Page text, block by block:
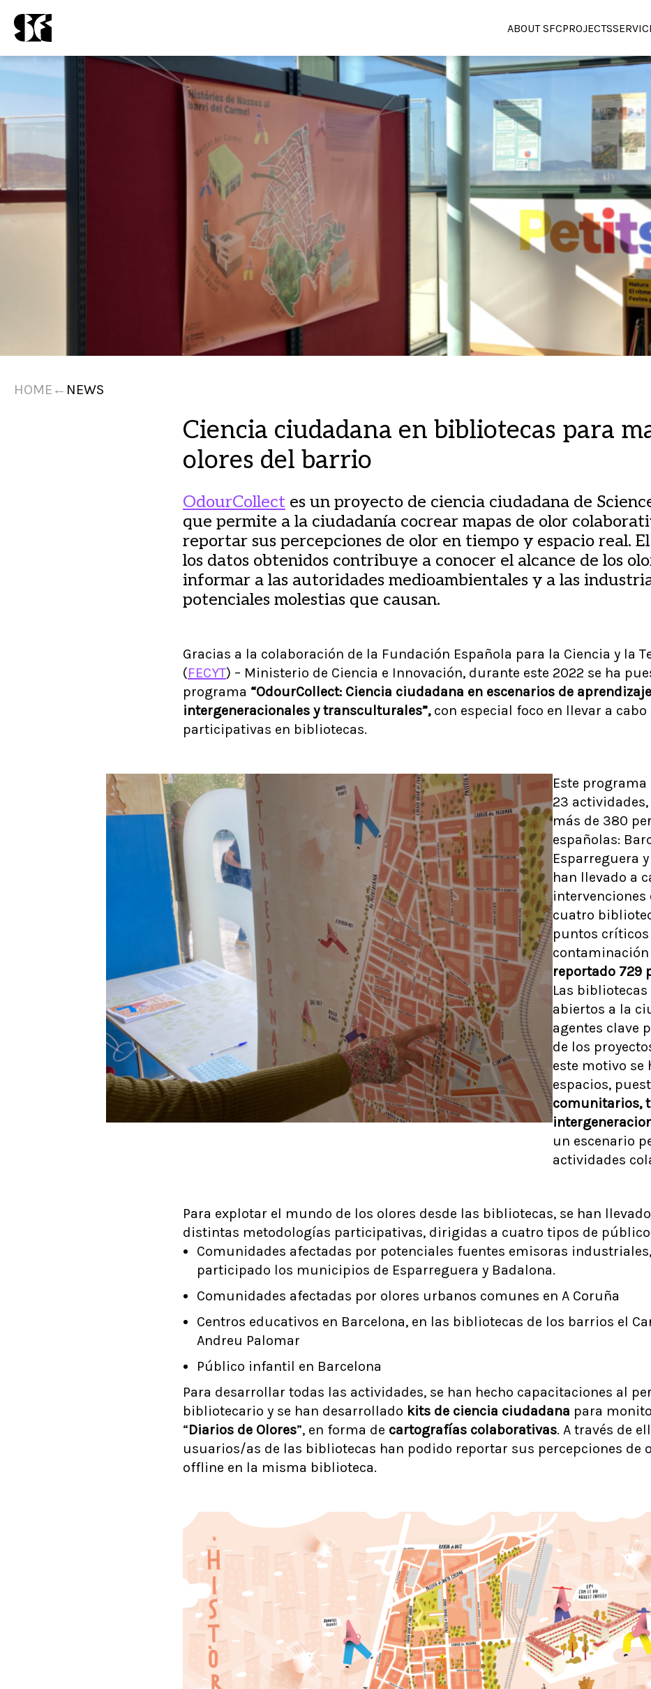
ABOUT SFCPROJECTS
HOME ← NEWS
Ciencia ciudadana en bibliotecas para
olores del barrio
OdourCollect es un proyecto de ciencia ciudadana de
que permite a la ciudadanía cocrear mapas de olor
reportar sus percepciones de olor en tiempo y espacio real.
los datos obtenidos contribuye a conocer el alcance de los
informar a las autoridades medioambientales y a las
potenciales molestias que causan.
Gracias a la colaboración de la Fundación Española para la Ciencia y la
(FECYT) – Ministerio de Ciencia e Innovación, durante este 2022 se ha
programa “OdourCollect: Ciencia ciudadana en escenarios de aprendizaje
intergeneracionales y transculturales”, con especial foco en llevar a
participativas en bibliotecas.
Este
23
más de 380
españolas:
Esparreguera
han llevado a
intervenciones
cuatro
puntos
reportado 729
Las
abiertos a la
agentes clave
de los
este motivo se
espacios,
comunitarios,
un escenario
actividades
Para explotar el mundo de los olores desde las bibliotecas, se han
distintas metodologías participativas, dirigidas a cuatro tipos de
Comunidades afectadas por potenciales fuentes emisoras
participado los municipios de Esparreguera y Badalona.
Comunidades afectadas por olores urbanos comunes en A Coruña
Centros educativos en Barcelona, en las bibliotecas de los barrios el
Andreu Palomar
Público infantil en Barcelona
Para desarrollar todas las actividades, se han hecho capacitaciones al
bibliotecario y se han desarrollado kits de ciencia ciudadana para
“Diarios de Olores”, en forma de cartografías colaborativas. A través de
usuarios/as de las bibliotecas han podido reportar sus percepciones de
offline en la misma biblioteca.